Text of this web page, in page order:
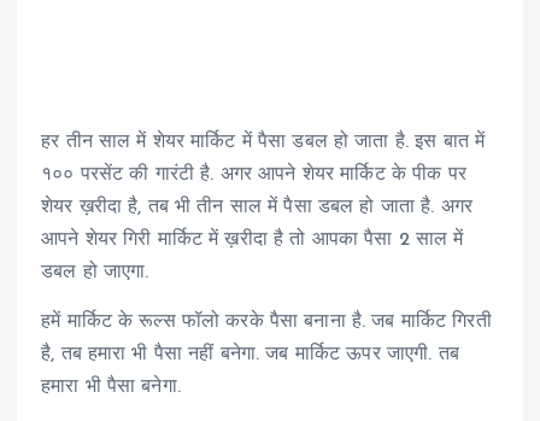
हर तीन साल में शेयर मार्किट में पैसा डबल हो जाता है. इस बात में
१०० परसेंट की गारंटी है. अगर आपने शेयर मार्किट के पीक पर
शेयर ख़रीदा है, तब भी तीन साल में पैसा डबल हो जाता है. अगर
आपने शेयर गिरी मार्किट में ख़रीदा है तो आपका पैसा 2 साल में
डबल हो जाएगा.
हमें मार्किट के रूल्स फॉलो करके पैसा बनाना है. जब मार्किट गिरती
है, तब हमारा भी पैसा नहीं बनेगा. जब मार्किट ऊपर जाएगी. तब
हमारा भी पैसा बनेगा.